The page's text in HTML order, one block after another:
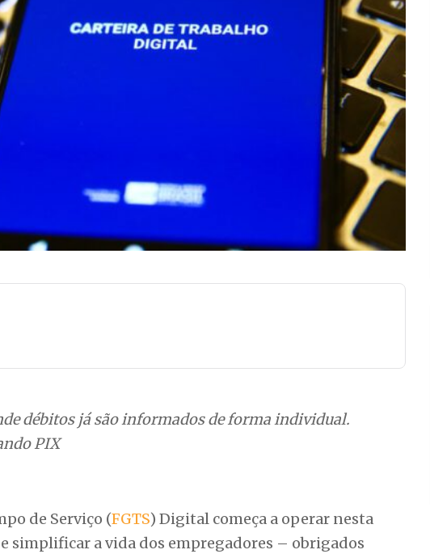
débitos já são informados de forma individual.
PIX
de Serviço (FGTS) Digital começa a operar nesta
simplificar a vida dos empregadores – obrigados